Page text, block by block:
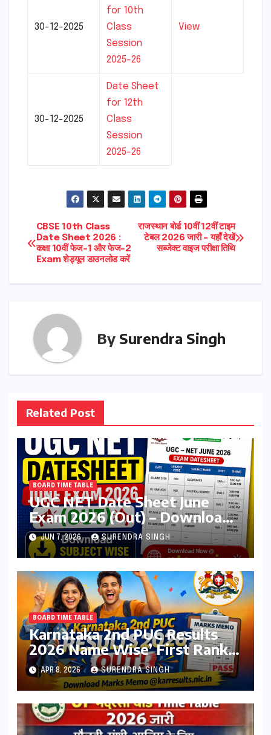
30-12-2025
for 10th
Class
Session
2025-26
View
30-12-2025
Date Sheet
for 12th
Class
Session
2025-26
Post
navigation
राजस्थान बोर्ड 10वीं 12वीं टाइम
टेबल 2026 जारी – यहाँ देखें
सब्जेक्ट वाइज परीक्षा तिथि
CBSE 10th Class
Date Sheet 2026 :
कक्षा 10वीं फेज-1 और फेज-2
Exam शेड्यूल डाउनलोड करें
By Surendra Singh
Related Post
BOARD TIME TABLE
UGC NET Date Sheet June
Exam 2026 (Out) – Download
Subject wise Exam schedule
@nta.ac.in
JUN 7, 2026 SURENDRA SINGH
BOARD TIME TABLE
Karnataka 2nd PUC Results
2026 Name Wise’ First Rank
Topper’s List Out
APR 8, 2026 SURENDRA SINGH